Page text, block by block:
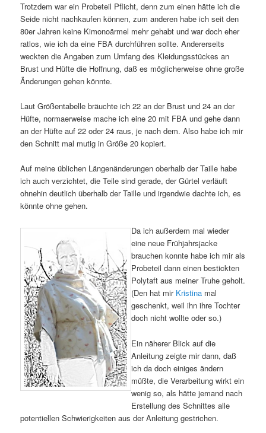
Trotzdem war ein Probeteil Pflicht, denn zum einen hätte ich die
Seide nicht nachkaufen können, zum anderen habe ich seit den
80er Jahren keine Kimonoärmel mehr gehabt und war doch eher
ratlos, wie ich da eine FBA durchführen sollte. Andererseits
weckten die Angaben zum Umfang des Kleidungsstückes an
Brust und Hüfte die Hoffnung, daß es möglicherweise ohne große
Änderungen gehen könnte.
Laut Größentabelle bräuchte ich 22 an der Brust und 24 an der
Hüfte, normaerweise mache ich eine 20 mit FBA und gehe dann
an der Hüfte auf 22 oder 24 raus, je nach dem. Also habe ich mir
den Schnitt mal mutig in Größe 20 kopiert.
Auf meine üblichen Längenänderungen oberhalb der Taille habe
ich auch verzichtet, die Teile sind gerade, der Gürtel verläuft
ohnehin deutlich überhalb der Taille und irgendwie dachte ich, es
könnte ohne gehen.
Da ich außerdem mal wieder
eine neue Frühjahrsjacke
brauchen konnte habe ich mir als
Probeteil dann einen bestickten
Polytaft aus meiner Truhe geholt.
(Den hat mir Kristina mal
geschenkt, weil ihn ihre Tochter
doch nicht wollte oder so.)
Ein näherer Blick auf die
Anleitung zeigte mir dann, daß
ich da doch einiges ändern
müßte, die Verarbeitung wirkt ein
wenig so, als hätte jemand nach
Erstellung des Schnittes alle
potentiellen Schwierigkeiten aus der Anleitung gestrichen.